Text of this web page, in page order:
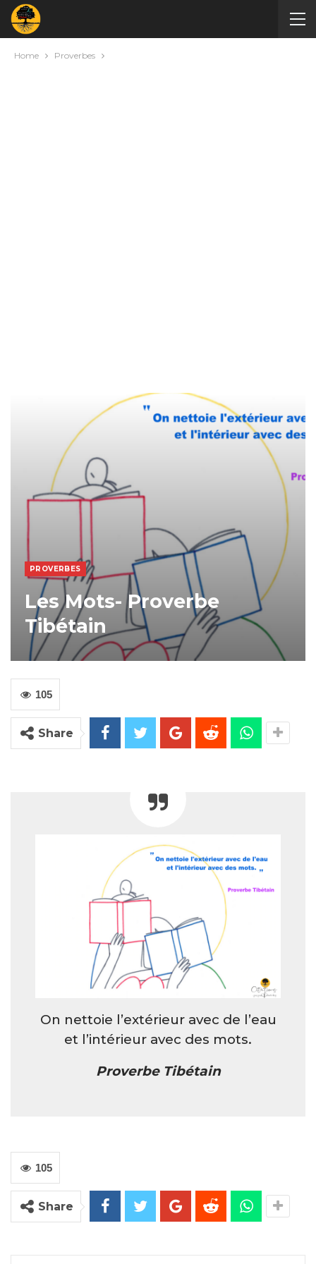
Home Proverbes
PROVERBES
Les Mots- Proverbe
Tibétain
105
Share
On nettoie l’extérieur avec de l’eau
et l’intérieur avec des mots.
Proverbe Tibétain
105
Share